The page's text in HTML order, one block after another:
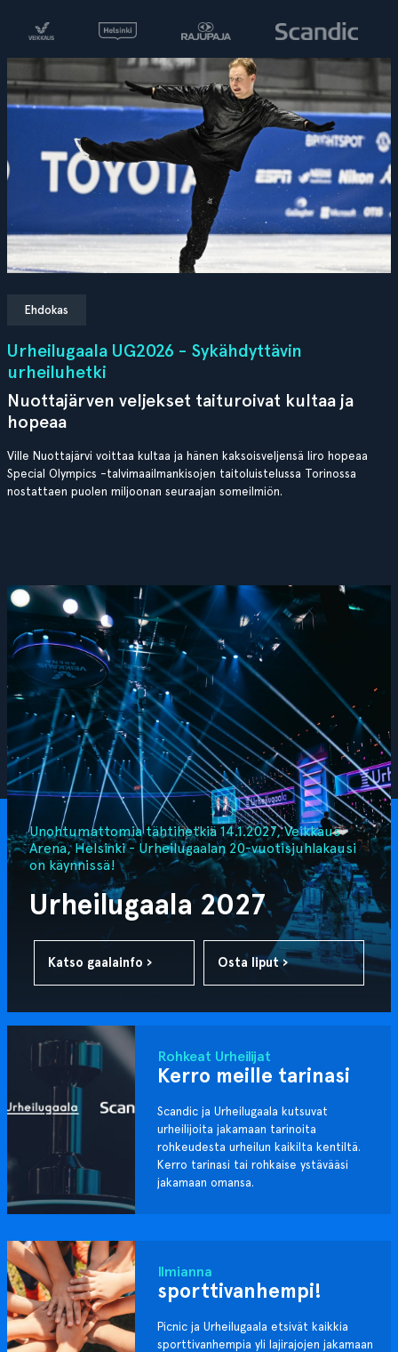
Ehdokas
Urheilugaala UG2026 - Sykähdyttävin
urheiluhetki
Nuottajärven veljekset taituroivat kultaa ja
hopeaa
Ville Nuottajärvi voittaa kultaa ja hänen kaksoisveljensä Iiro hopeaa
Special Olympics -talvimaailmankisojen taitoluistelussa Torinossa
nostattaen puolen miljoonan seuraajan someilmiön.
Unohtumattomia tähtihetkiä 14.1.2027, Veikkaus
Arena, Helsinki - Urheilugaalan 20-vuotisjuhlakausi
on käynnissä!
Urheilugaala 2027
Katso gaalainfo › Osta liput ›
Rohkeat Urheilijat
Kerro meille tarinasi
Scandic ja Urheilugaala kutsuvat
urheilijoita jakamaan tarinoita
rohkeudesta urheilun kaikilta kentiltä.
Kerro tarinasi tai rohkaise ystävääsi
jakamaan omansa.
Ilmianna
sporttivanhempi!
Picnic ja Urheilugaala etsivät kaikkia
sporttivanhempia yli lajirajojen jakamaan